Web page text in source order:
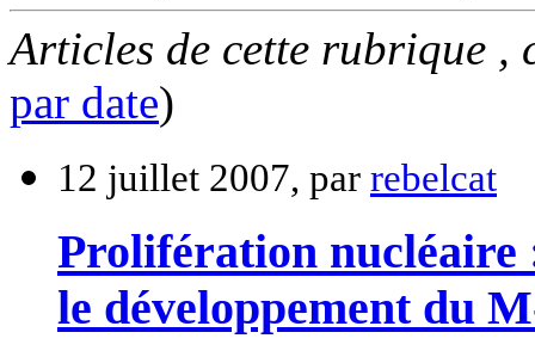
Articles de cette rubrique ,
par date)
12 juillet 2007, par rebelcat
Prolifération nucléaire
le développement du